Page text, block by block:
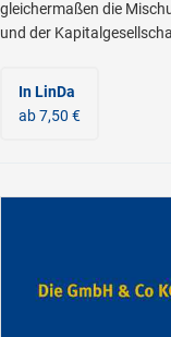
gleichermaßen die
und der
In LinDa
ab 7,50 €